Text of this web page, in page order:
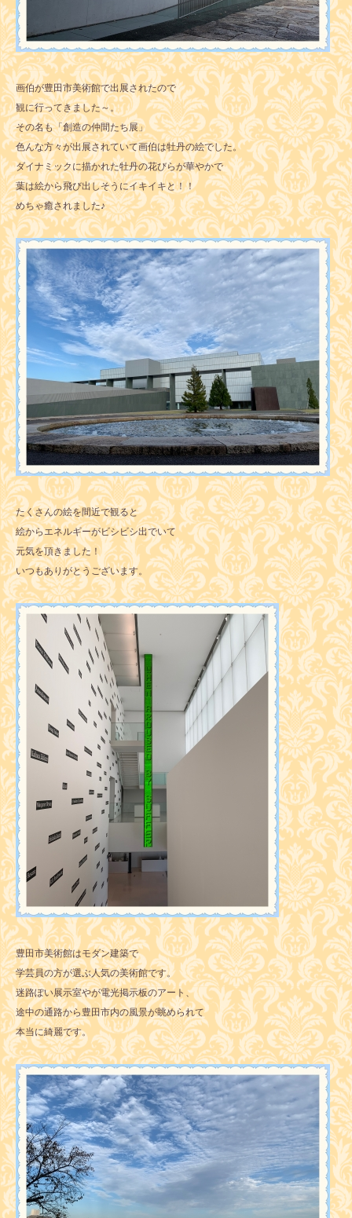
画伯が豊田市美術館で出展されたので
観に行ってきました～。
その名も「創造の仲間たち展」
色んな方々が出展されていて画伯は牡丹の絵でした。
ダイナミックに描かれた牡丹の花びらが華やかで
葉は絵から飛び出しそうにイキイキと！！
めちゃ癒されました♪
たくさんの絵を間近で観ると
絵からエネルギーがビシビシ出でいて
元気を頂きました！
いつもありがとうございます。
豊田市美術館はモダン建築で
学芸員の方が選ぶ人気の美術館です。
迷路ぽい展示室やが電光掲示板のアート、
途中の通路から豊田市内の風景が眺められて
本当に綺麗です。